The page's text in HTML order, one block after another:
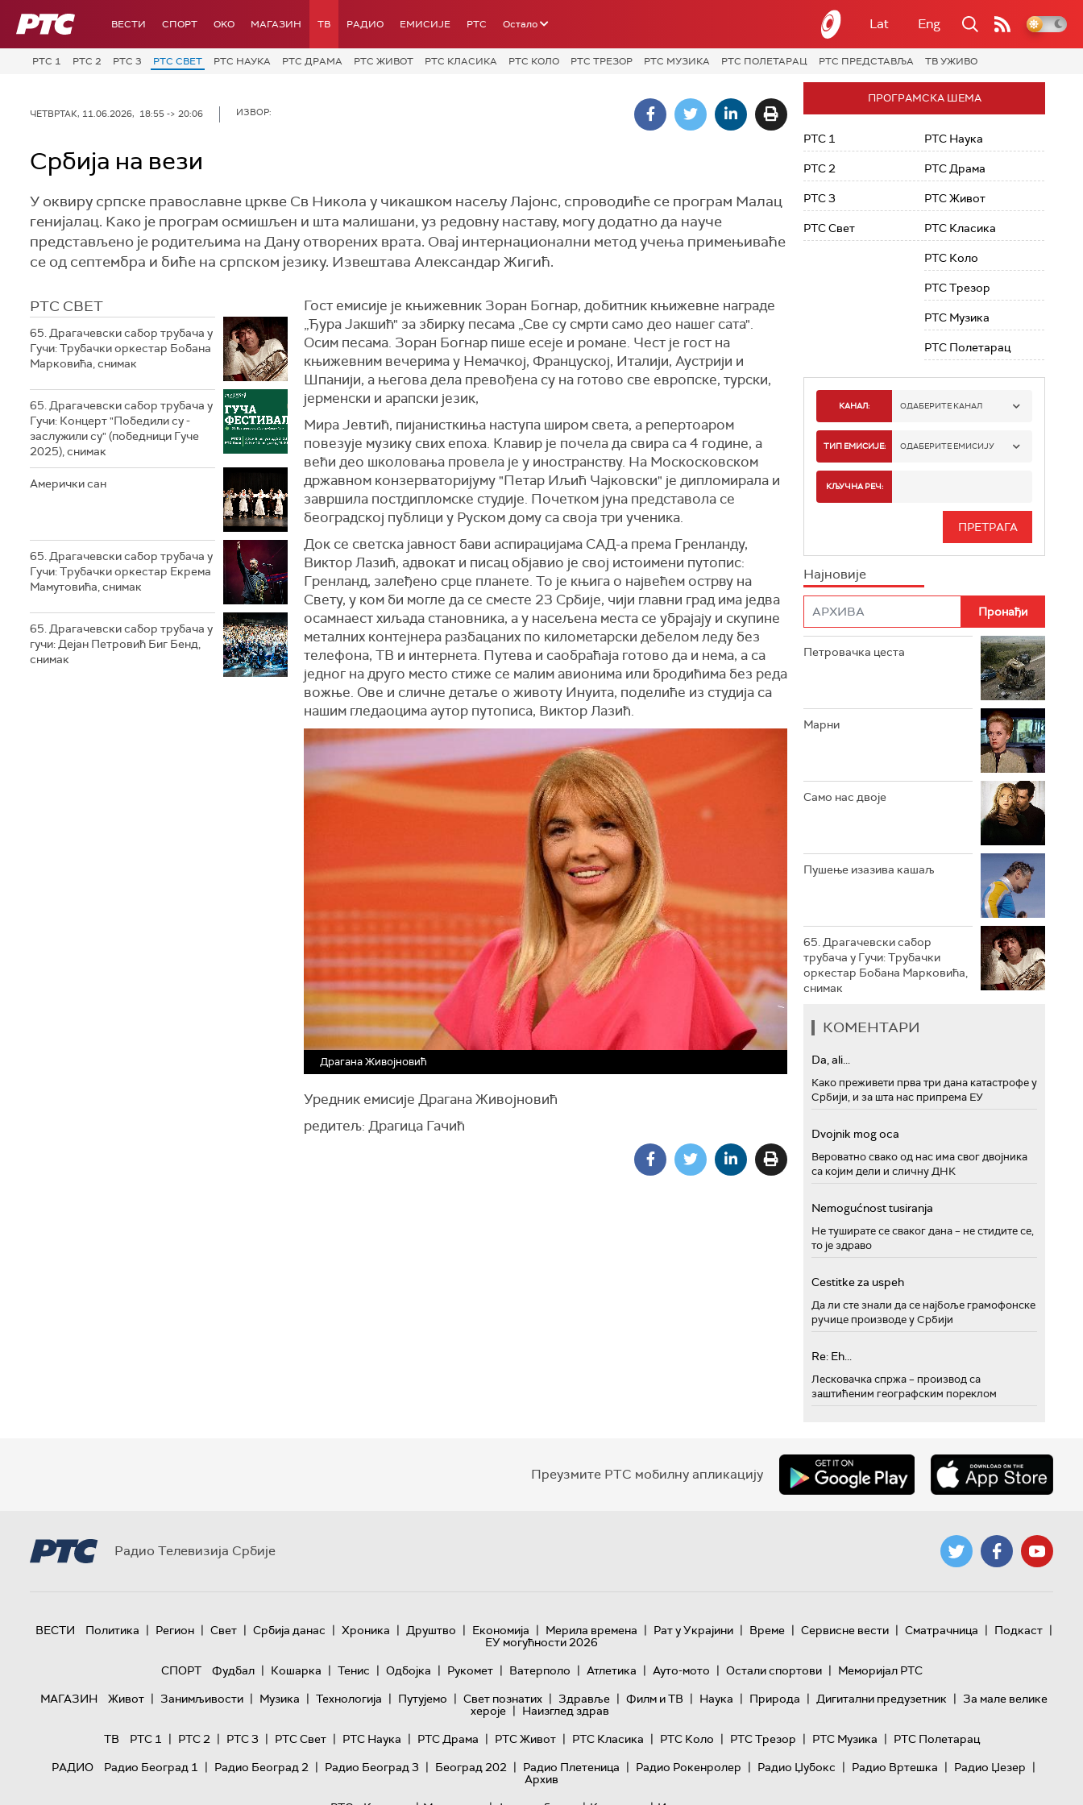
РТС ВЕСТИ СПОРТ OKO МАГАЗИН ТВ РАДИО ЕМИСИЈЕ РТС Остало Lat Eng
РТС 1 РТС 2 РТС 3 РТС СВЕТ РТС НАУКА РТС ДРАМА РТС ЖИВОТ РТС КЛАСИКА РТС КОЛО РТС ТРЕЗОР РТС МУЗИКА РТС ПОЛЕТАРАЦ РТС ПРЕДСТАВЉА ТВ УЖИВО
ЧЕТВРТАК, 11.06.2026, 18:55 -> 20:06 ИЗВОР:
Србија на вези
У оквиру српске православне цркве Св Никола у чикашком насељу Лајонс, спроводиће се програм Малац
генијалац. Како је програм осмишљен и шта малишани, уз редовну наставу, могу додатно да науче
представљено је родитељима на Дану отворених врата. Овај интернационални метод учења примењиваће
се од септембра и биће на српском језику. Извештава Александар Жигић.
РТС СВЕТ
65. Драгачевски сабор трубача у
Гучи: Трубачки оркестар Бобана
Марковића, снимак
65. Драгачевски сабор трубача у
Гучи: Концерт "Победили су -
заслужили су" (победници Гуче
2025), снимак
Амерички сан
65. Драгачевски сабор трубача у
Гучи: Трубачки оркестар Екрема
Мамутовића, снимак
65. Драгачевски сабор трубача у
гучи: Дејан Петровић Биг Бeнд,
снимак
Гост емисије је књижевник Зоран Богнар, добитник књижевне награде
„Ђура Јакшић" за збирку песама „Све су смрти само део нашег сата".
Осим песама. Зоран Богнар пише есеје и романе. Чест је гост на
књижевним вечерима у Немачкој, Француској, Италији, Аустрији и
Шпанији, а његова дела превођена су на готово све европске, турски,
јерменски и арапски језик,
Мира Јевтић, пијанисткиња наступа широм света, а репертоаром
повезује музику свих епоха. Клавир је почела да свира са 4 године, а
већи део школовања провела је у иностранству. На Москосковском
државном конзерваторијуму "Петар Иљић Чајковски" је дипломирала и
завршила постдипломске студије. Почетком јуна представола се
београдској публици у Руском дому са своја три ученика.
Док се светска јавност бави аспирацијама САД-а према Гренланду,
Виктор Лазић, адвокат и писац објавио је свој истоимени путопис:
Гренланд, залеђено срце планете. То је књига о највећем острву на
Свету, у ком би могле да се сместе 23 Србије, чији главни град има једва
осамнаест хиљада становника, а у насељена места се убрајају и скупине
металних контејнера разбацаних по километарски дебелом леду без
телефона, ТВ и интернета. Путева и саобраћаја готово да и нема, а са
једног на друго место стиже се малим авионима или бродићима без реда
вожње. Ове и сличне детаље о животу Инуита, поделиће из студија са
нашим гледаоцима аутор путописа, Виктор Лазић.
Драгана Живојновић
Уредник емисије Драгана Живојновић
редитељ: Драгица Гачић
ПРОГРАМСКА ШЕМА
РТС 1
РТС 2
РТС 3
РТС Свет
РТС Наука
РТС Драма
РТС Живот
РТС Класика
РТС Коло
РТС Трезор
РТС Музика
РТС Полетарац
КАНАЛ: ОДАБЕРИТЕ КАНАЛ
РТС 1
РТС 3
РТС КЛАСИКА
РТС ТРЕЗОР
РТС ПОЛЕТАРАЦ
ТИП ЕМИСИЈЕ: ОДАБЕРИТЕ ЕМИСИЈУ
КЉУЧНА РЕЧ:
Најновије
Петровачка цеста
Марни
Само нас двоје
Пушење изазива кашаљ
65. Драгачевски сабор
трубача у Гучи: Трубачки
оркестар Бобана Марковића,
снимак
КОМЕНТАРИ
Da, ali...
Како преживети прва три дана катастрофе у
Србији, и за шта нас припрема ЕУ
Dvojnik mog oca
Вероватно свако од нас има свог двојника
са којим дели и сличну ДНК
Nemogućnost tusiranja
Не туширате се сваког дана – не стидите се,
то је здраво
Cestitke za uspeh
Да ли сте знали да се најбоље грамофонске
ручице производе у Србији
Re: Eh...
Лесковачка спржа – производ са
заштићеним географским пореклом
Преузмите РТС мобилну апликацију
Радио Телевизија Србије
ВЕСТИ Политика | Регион | Свет | Србија данас | Хроника | Друштво | Економија | Мерила времена | Рат у Украјини | Време | Сервисне вести | Сматрачница | Подкаст |
ЕУ могућности 2026
СПОРТ
Фудбал | Кошарка | Тенис | Одбојка | Рукомет | Ватерполо | Атлетика | Ауто-мото | Остали спортови | Меморијал РТС
МАГАЗИН
Живот | Занимљивости | Музика | Технологијa | Путујемо | Свет познатих | Здравље | Филм и ТВ | Наука | Природа | Дигитални предузетник | За мале велике
хероје | Наизглед здрав
ТВ
РТС 1 | РТС 2 | РТС 3 | РТС Свет | РТС Наука | РТС Драма | РТС Живот | РТС Класика | РТС Коло | РТС Трезор | РТС Музика | РТС Полетарац
РАДИО
Радио Београд 1 | Радио Београд 2 | Радио Београд 3 | Београд 202 | Радио Плетеница | Радио Рокенролер | Радио Џубокс | Радио Вртешка | Радио Џезер |
Архив